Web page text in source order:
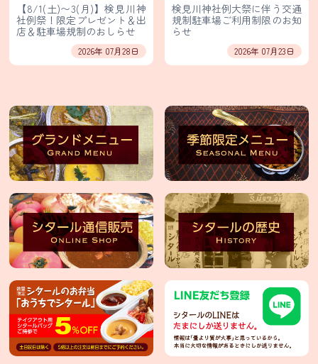
報
護
著
作
権
等
輸
入
卸
売
事
業
部
イ
ン
ス
【8/1(土)〜3(月)】検見川神
社例祭！限定プレゼント＆出
店＆駐車場規制のおしらせ
2026年 07月28日
検見川神社例大祭に伴う交通
規制駐車場ご利用制限のお知
らせ
2026年 07月23日